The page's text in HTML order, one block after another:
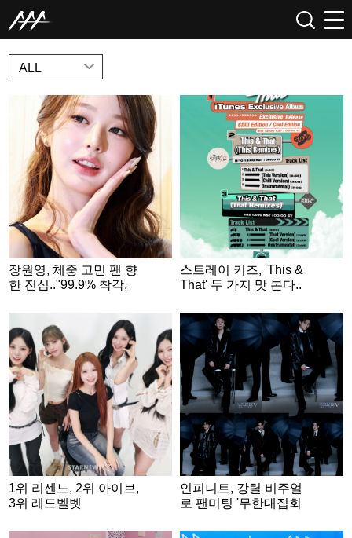
NEWS
ALL
장원영, 체중 고민 팬 향
한 진심.."99.9% 착각,
스트레이 키즈, 'This &
That' 두 가지 맛 본다..
1위 리센느, 2위 아이브,
3위 레드벨벳
인피니트, 강렬 비주얼
로 팬미팅 '무한대집회
개..기대감 증폭